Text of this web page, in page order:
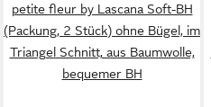
petite fleur by Lascana Soft-BH
(Packung, 2 Stück) ohne Bügel, im
Triangel Schnitt, aus Baumwolle,
bequemer BH